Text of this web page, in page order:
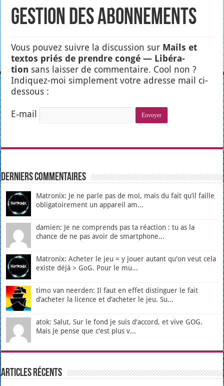
Gestion des abonnements
Vous pou­vez suivre la dis­cus­sion sur Mails et
tex­tos priés de prendre congé — Libé­ra­
tion sans lais­ser de com­men­taire. Cool non ?
Indi­quez-moi sim­ple­ment votre adresse mail ci-
des­sous :
E‑mail
Derniers Commentaires
Matronix: Je ne parle pas de moi, mais du fait qu’il faille
obligatoirement un appareil am...
damien: Je ne comprends pas ta réaction : tu as la
chance de ne pas avoir de smartphone...
Matronix: Acheter le jeu = y jouer autant qu'on veut cela
existe déjà > GoG. Pour le mu...
timo van neerden: Il faut en effet distinguer le fait
d’acheter la licence et d’acheter le jeu. Su...
atok: Salut, Sur le fond je suis d'accord, et vive GOG.
Mais je pense que c'est plus v...
Articles récents